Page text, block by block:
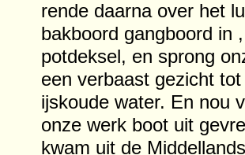
rende daarna over het
bakboord gangboord in
potdeksel, en sprong
een verbaast gezicht
ijskoude water. En nou
onze werk boot uit
kwam uit de